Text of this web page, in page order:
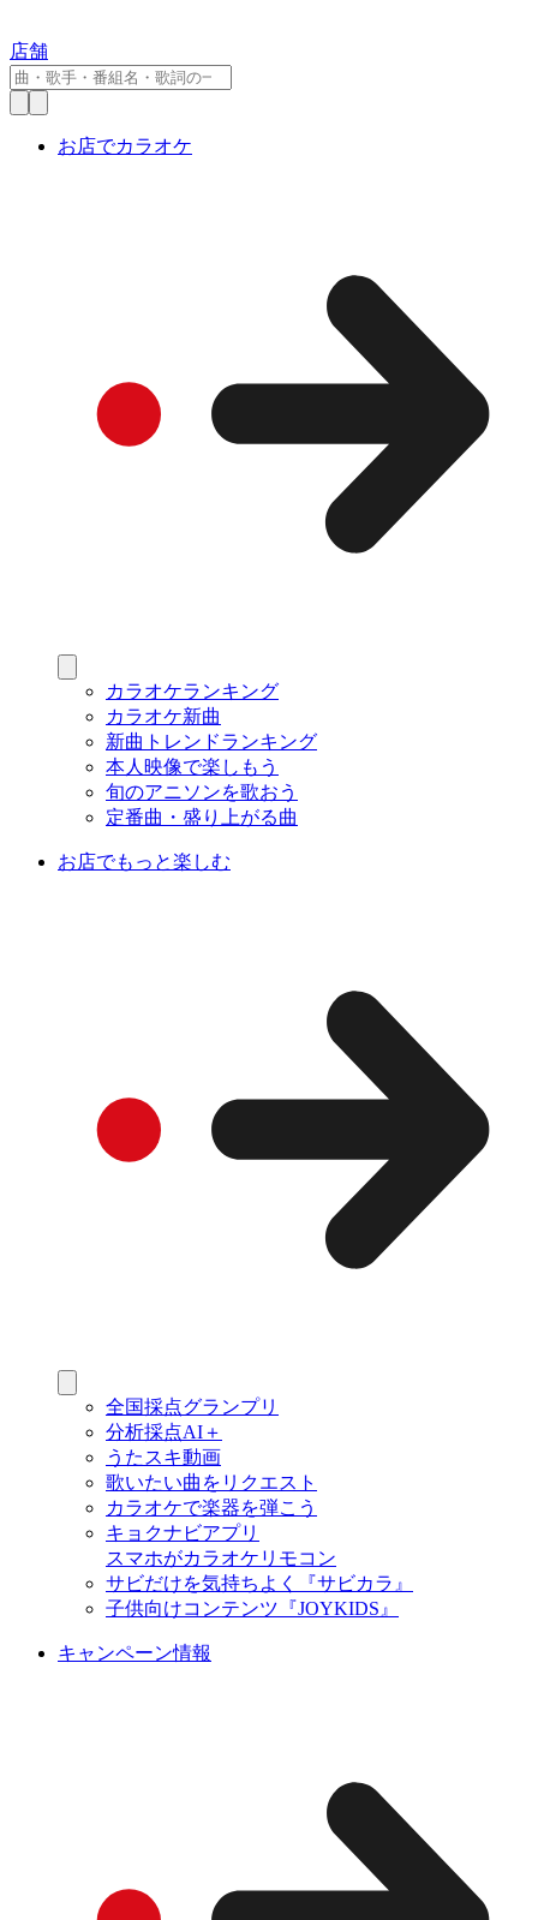
店舗
お店でカラオケ
カラオケランキング
カラオケ新曲
新曲トレンドランキング
本人映像で楽しもう
旬のアニソンを歌おう
定番曲・盛り上がる曲
お店でもっと楽しむ
全国採点グランプリ
分析採点AI＋
うたスキ動画
歌いたい曲をリクエスト
カラオケで楽器を弾こう
キョクナビアプリ
スマホがカラオケリモコン
サビだけを気持ちよく『サビカラ』
子供向けコンテンツ『JOYKIDS』
キャンペーン情報